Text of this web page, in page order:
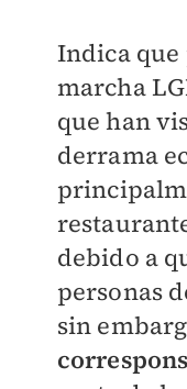
Indica que
marcha
que han
derrama
debido a
personas
sin